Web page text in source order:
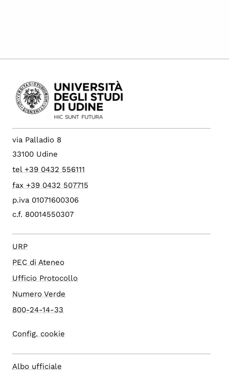
via Palladio 8
33100 Udine
tel +39 0432 556111
fax +39 0432 507715
p.iva 01071600306
c.f. 80014550307
URP
PEC di Ateneo
Ufficio Protocollo
Numero Verde
800-24-14-33
Config. cookie
Albo ufficiale